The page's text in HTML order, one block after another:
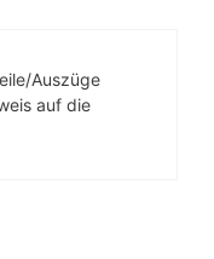
Auszüge
auf die